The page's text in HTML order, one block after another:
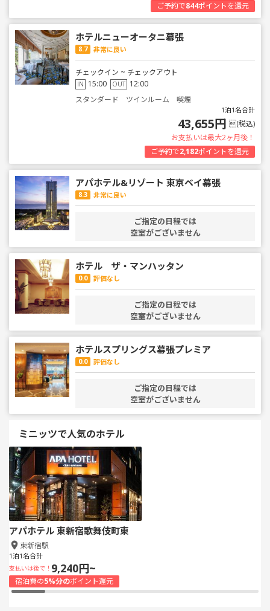
ご予約で844ポイントを還元
ホテルニューオータニ幕張
8.7 非常に良い
チェックイン ~ チェックアウト
IN 15:00 OUT 12:00
スタンダード ツインルーム 喫煙
1泊1名合計
43,655円 (税込)
お支払いは最大2ヶ月後！
ご予約で2,182ポイントを還元
アパホテル&リゾート 東京ベイ幕張
8.3 非常に良い
ご指定の日程では
空室がございません
ホテル ザ・マンハッタン
0.0 評価なし
ご指定の日程では
空室がございません
ホテルスプリングス幕張プレミア
0.0 評価なし
ご指定の日程では
空室がございません
ミニッツで人気のホテル
アパホテル 東新宿歌舞伎町東
東新宿駅
1泊1名合計
支払いは後で！ 9,240円~
宿泊費の5%分のポイント還元